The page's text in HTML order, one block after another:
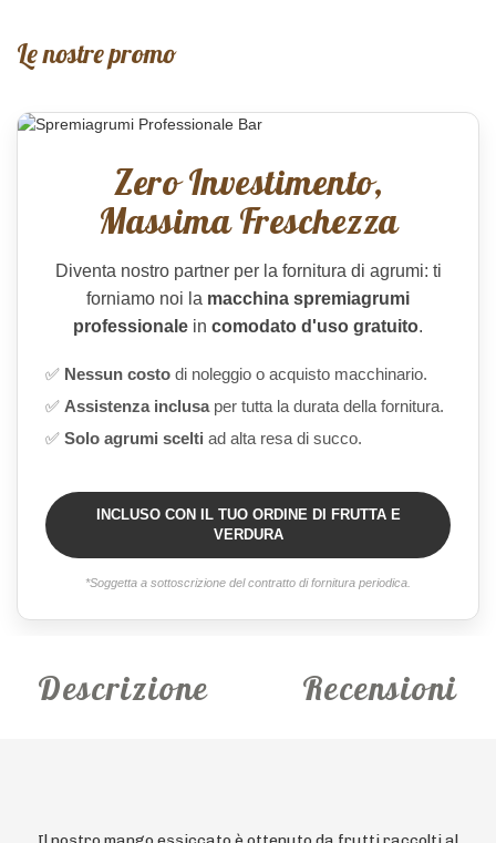
Le nostre promo
Zero Investimento,
Massima Freschezza
Diventa nostro partner per la fornitura di agrumi: ti
forniamo noi la macchina spremiagrumi
professionale in comodato d'uso gratuito.
✅ Nessun costo di noleggio o acquisto macchinario.
✅ Assistenza inclusaper tutta la durata della fornitura.
✅ Solo agrumi scelti ad alta resa di succo.
INCLUSO CON IL TUO ORDINE DI FRUTTA E
VERDURA
*Soggetta a sottoscrizione del contratto di fornitura periodica.
Descrizione Recensioni